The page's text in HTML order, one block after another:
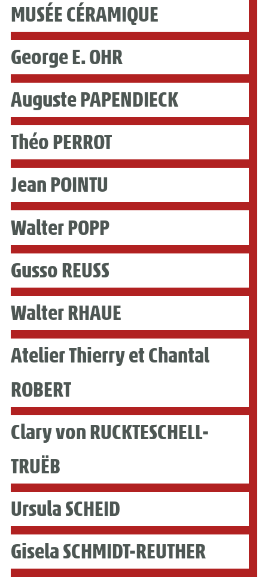
MUSÉE CÉRAMIQUE
George E. OHR
Auguste PAPENDIECK
Théo PERROT
Jean POINTU
Walter POPP
Gusso REUSS
Walter RHAUE
Atelier Thierry et Chantal
ROBERT
Clary von RUCKTESCHELL-
TRUËB
Ursula SCHEID
Gisela SCHMIDT-REUTHER